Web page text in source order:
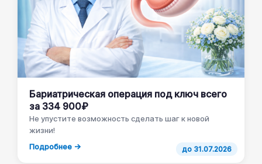
до 31.07.2026
Бариатрическая операция под ключ всего
за 334 900₽
Не упустите возможность сделать шаг к новой
жизни!
Подробнее →